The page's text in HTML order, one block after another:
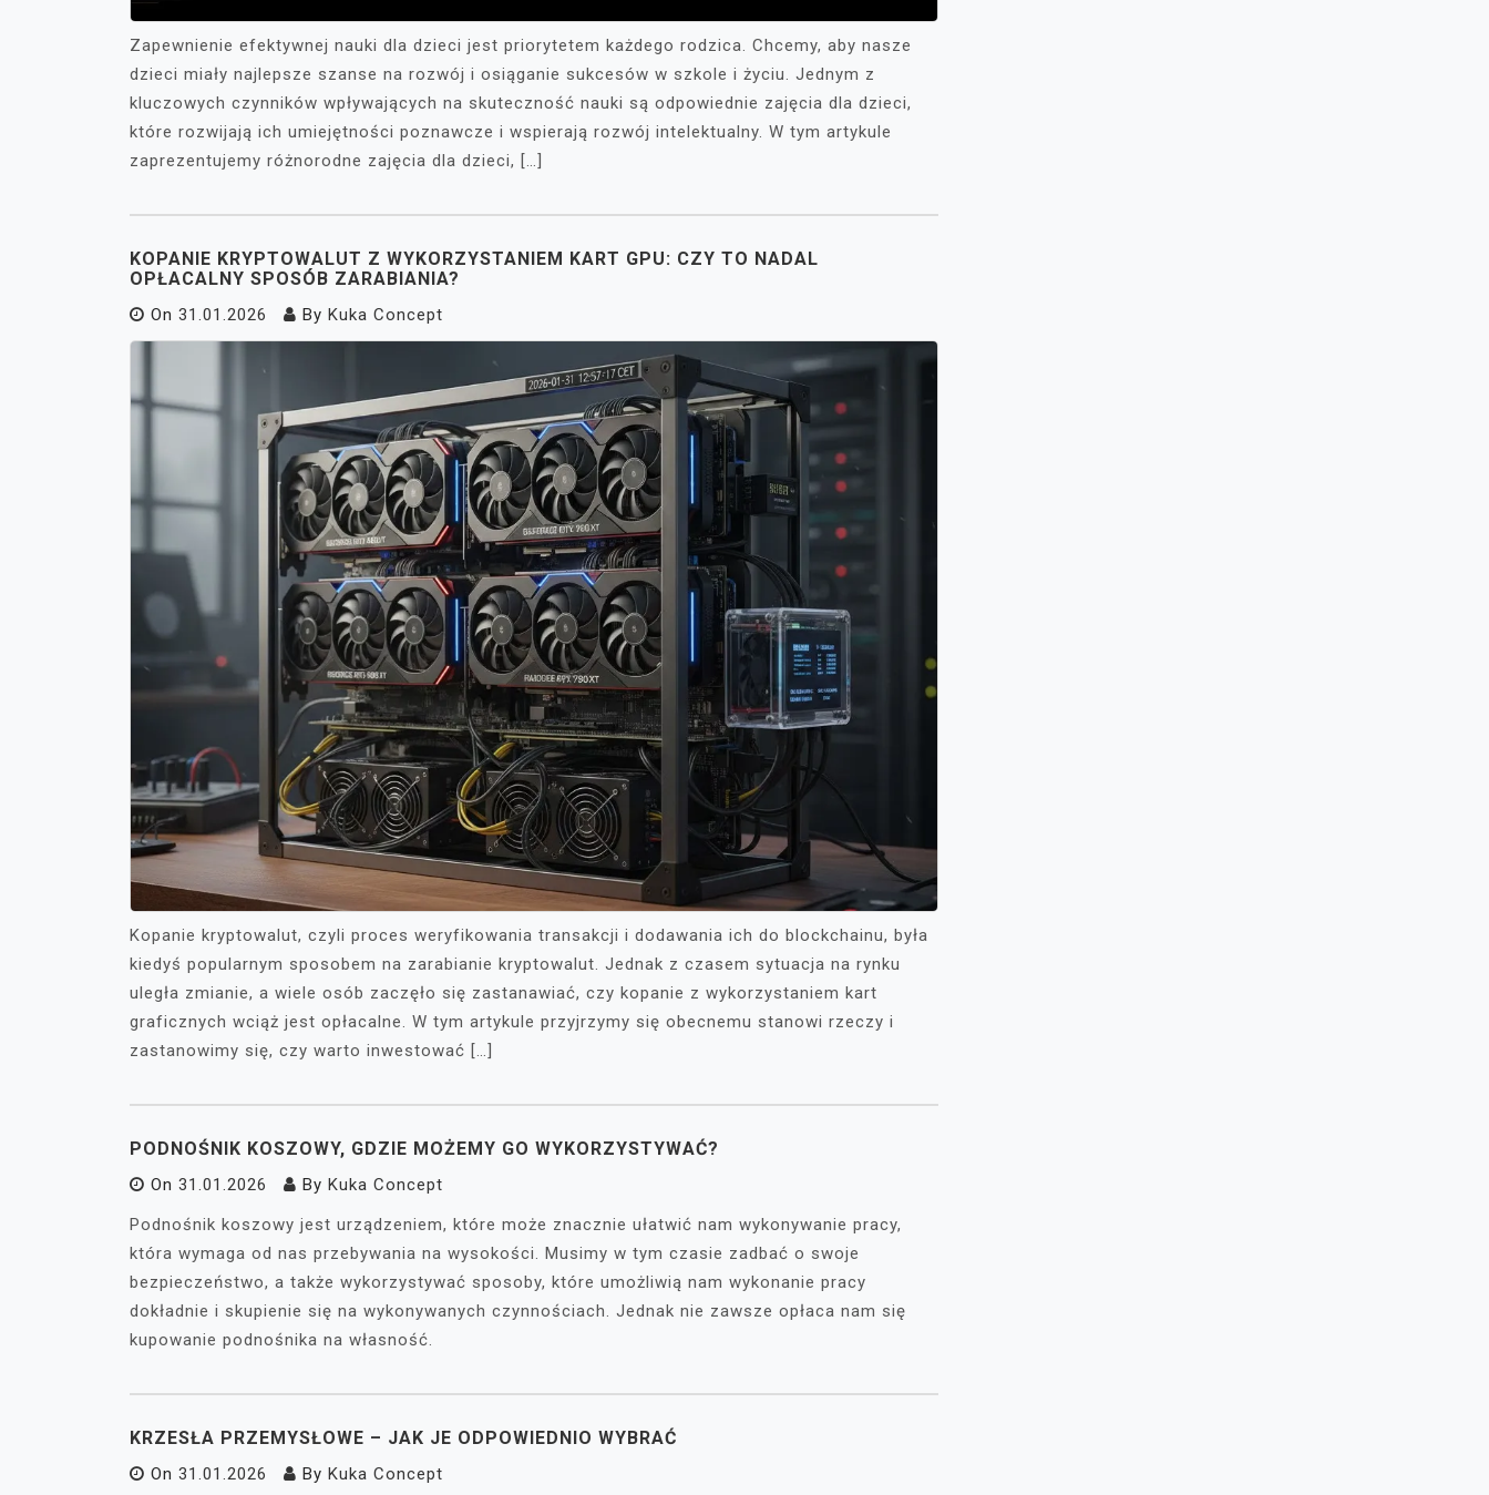
Zapewnienie efektywnej nauki dla dzieci jest priorytetem każdego rodzica. Chcemy, aby nasze
dzieci miały najlepsze szanse na rozwój i osiąganie sukcesów w szkole i życiu. Jednym z
kluczowych czynników wpływających na skuteczność nauki są odpowiednie zajęcia dla dzieci,
które rozwijają ich umiejętności poznawcze i wspierają rozwój intelektualny. W tym artykule
zaprezentujemy różnorodne zajęcia dla dzieci, […]
KOPANIE KRYPTOWALUT Z WYKORZYSTANIEM KART GPU: CZY TO NADAL
OPŁACALNY SPOSÓB ZARABIANIA?
On 31.01.2026 By Kuka Concept
Kopanie kryptowalut, czyli proces weryfikowania transakcji i dodawania ich do blockchainu, była
kiedyś popularnym sposobem na zarabianie kryptowalut. Jednak z czasem sytuacja na rynku
uległa zmianie, a wiele osób zaczęło się zastanawiać, czy kopanie z wykorzystaniem kart
graficznych wciąż jest opłacalne. W tym artykule przyjrzymy się obecnemu stanowi rzeczy i
zastanowimy się, czy warto inwestować […]
PODNOŚNIK KOSZOWY, GDZIE MOŻEMY GO WYKORZYSTYWAĆ?
On 31.01.2026 By Kuka Concept
Podnośnik koszowy jest urządzeniem, które może znacznie ułatwić nam wykonywanie pracy,
która wymaga od nas przebywania na wysokości. Musimy w tym czasie zadbać o swoje
bezpieczeństwo, a także wykorzystywać sposoby, które umożliwią nam wykonanie pracy
dokładnie i skupienie się na wykonywanych czynnościach. Jednak nie zawsze opłaca nam się
kupowanie podnośnika na własność.
KRZESŁA PRZEMYSŁOWE – JAK JE ODPOWIEDNIO WYBRAĆ
On 31.01.2026 By Kuka Concept